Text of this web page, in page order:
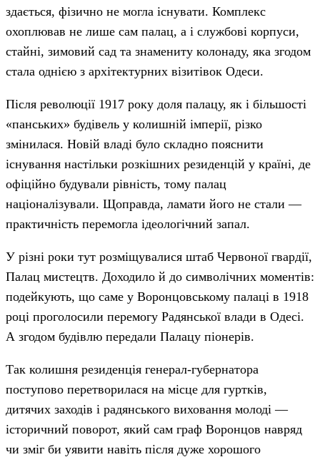
здається, фізично не могла існувати. Комплекс
охоплював не лише сам палац, а і службові корпуси,
стайні, зимовий сад та знамениту колонаду, яка згодом
стала однією з архітектурних візитівок Одеси.
Після революції 1917 року доля палацу, як і більшості
«панських» будівель у колишній імперії, різко
змінилася. Новій владі було складно пояснити
існування настільки розкішних резиденцій у країні, де
офіційно будували рівність, тому палац
націоналізували. Щоправда, ламати його не стали —
практичність перемогла ідеологічний запал.
У різні роки тут розміщувалися штаб Червоної гвардії,
Палац мистецтв. Доходило й до символічних моментів:
подейкують, що саме у Воронцовському палаці в 1918
році проголосили перемогу Радянської влади в Одесі.
А згодом будівлю передали Палацу піонерів.
Так колишня резиденція генерал-губернатора
поступово перетворилася на місце для гуртків,
дитячих заходів і радянського виховання молоді —
історичний поворот, який сам граф Воронцов навряд
чи зміг би уявити навіть після дуже хорошого